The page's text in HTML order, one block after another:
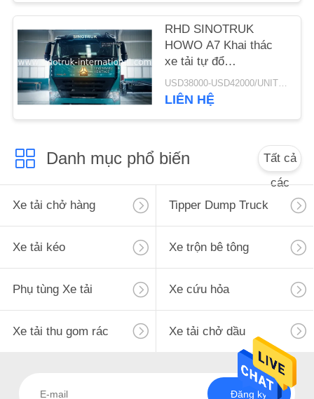
CHÍNH
SÁCH
BẢO
MẬT
RHD SINOTRUK
HOWO A7 Khai thác
xe tải tự đổ
ZZ3257M3847N1 A7- P
Cabin Tuổi thọ cao
USD38000-USD42000/UNIT)negotiation MOQ:1 đơn vị
LIÊN HỆ
Danh mục phổ biến
Tất cả
các
Xe tải chở hàng
Tipper Dump Truck
Xe tải kéo Xe trộn bê tông
Phụ tùng Xe tải Xe cứu hỏa
Xe tải thu gom rác Xe tải chở dầu
Đăng ký